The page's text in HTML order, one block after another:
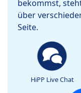
bekommst,
über
Seite.
HiPP Live Chat